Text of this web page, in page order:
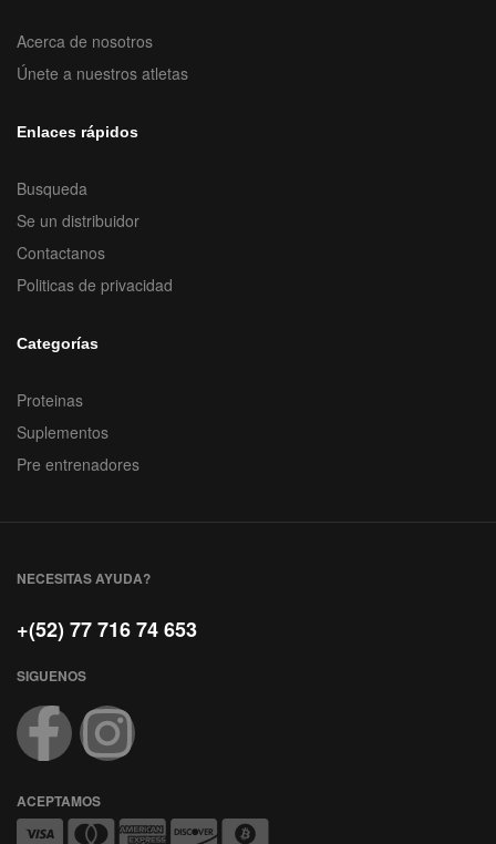
Acerca de nosotros
Únete a nuestros atletas
Enlaces rápidos
Busqueda
Se un distribuidor
Contactanos
Politicas de privacidad
Categorías
Proteinas
Suplementos
Pre entrenadores
NECESITAS AYUDA?
+(52) 77 716 74 653
SIGUENOS
ACEPTAMOS